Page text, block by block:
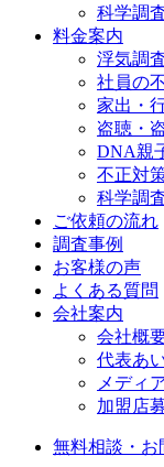
科学調
料金案内
浮気調
社員の
家出・
盗聴・
DNA親
不正対
科学調
ご依頼の流れ
調査事例
お客様の声
よくある質問
会社案内
会社概
代表あ
メディ
加盟店
無料相談・お